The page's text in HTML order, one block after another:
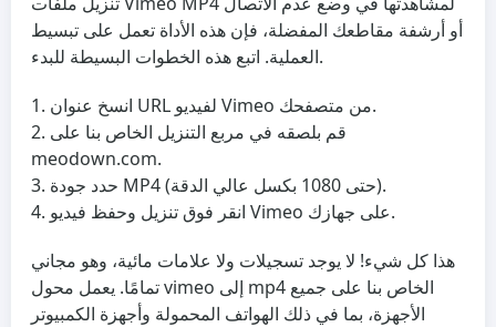
أو أرشفة مقاطعك المفضلة، فإن هذه الأداة تعمل على تبسيط
العملية. اتبع هذه الخطوات البسيطة للبدء.
انسخ عنوان URL لفيديو Vimeo من متصفحك.
قم بلصقه في مربع التنزيل الخاص بنا على
meodown.com.
حدد جودة MP4 (حتى 1080 بكسل عالي الدقة).
انقر فوق تنزيل وحفظ فيديو Vimeo على جهازك.
هذا كل شيء! لا يوجد تسجيلات ولا علامات مائية، وهو مجاني
تمامًا. يعمل محول vimeo إلى mp4 الخاص بنا على جميع
الأجهزة، بما في ذلك الهواتف المحمولة وأجهزة الكمبيوتر